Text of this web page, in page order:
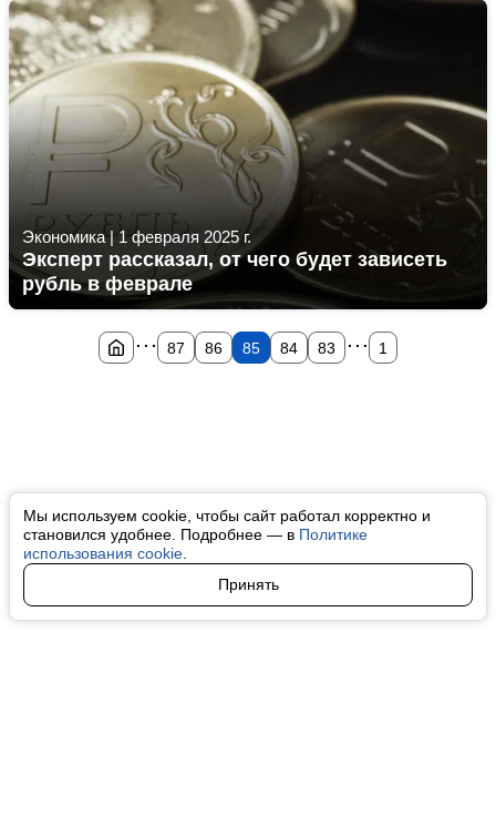
Мы используем cookie, чтобы сайт работал корректно и
становился удобнее. Подробнее — в Политике
использования cookie
Принять
Экономика | 1 февраля 2025 г.
Эксперт рассказал, от чего будет зависеть
рубль в феврале
... 87 86 85 84 83 ... 1